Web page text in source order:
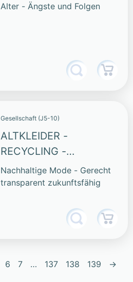
Alter - Ängste und Folgen
Gesellschaft (J5-10)
ALTKLEIDER -
RECYCLING -
UPCYCLING
Nachhaltige Mode - Gerecht
transparent zukunftsfähig
6 7 … 137 138 139 →